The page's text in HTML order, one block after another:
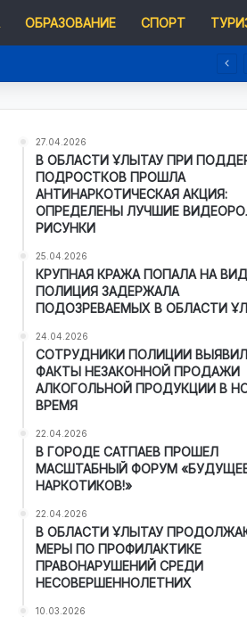
ОБРАЗОВАНИЕ СПОРТ
27.04.2026
В ОБЛАСТИ ҰЛЫТАУ ПРИ
ПОДРОСТКОВ ПРОШЛА
АНТИНАРКОТИЧЕСКАЯ АКЦИЯ:
ОПРЕДЕЛЕНЫ ЛУЧШИЕ
РИСУНКИ
25.04.2026
КРУПНАЯ КРАЖА ПОПАЛА НА
ПОЛИЦИЯ ЗАДЕРЖАЛА
ПОДОЗРЕВАЕМЫХ В ОБЛАСТИ
24.04.2026
СОТРУДНИКИ ПОЛИЦИИ
ФАКТЫ НЕЗАКОННОЙ ПРОДАЖИ
АЛКОГОЛЬНОЙ ПРОДУКЦИИ В
ВРЕМЯ
22.04.2026
В ГОРОДЕ САТПАЕВ ПРОШЕЛ
МАСШТАБНЫЙ ФОРУМ
НАРКОТИКОВ!»
22.04.2026
В ОБЛАСТИ ҰЛЫТАУ
МЕРЫ ПО ПРОФИЛАКТИКЕ
ПРАВОНАРУШЕНИЙ СРЕДИ
НЕСОВЕРШЕННОЛЕТНИХ
10.03.2026